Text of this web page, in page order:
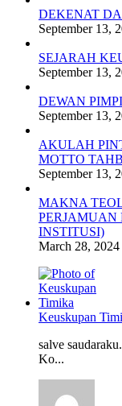
DEKENAT
September 13,
SEJARAH
September 13,
DEWAN
September 13,
AKULAH
MOTTO
September 13,
MAKNA
INSTITUSI)
March 28, 2024
Keuskupan
salve
Ko...